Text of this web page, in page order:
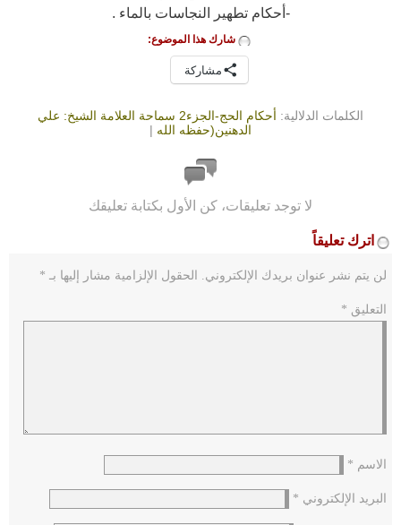
-أحكام تطهير النجاسات بالماء .
شارك هذا الموضوع:
مشاركة
الكلمات الدلالية:
أحكام الحج-الجزء2 سماحة العلامة الشيخ: علي
الدهنين(حفظه الله |
لا توجد تعليقات، كن الأول بكتابة تعليقك
اترك تعليقاً
لن يتم نشر عنوان بريدك الإلكتروني. الحقول الإلزامية مشار إليها بـ *
التعليق *
الاسم *
البريد الإلكتروني *